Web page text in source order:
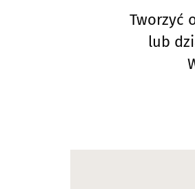
Tworzyć
lub